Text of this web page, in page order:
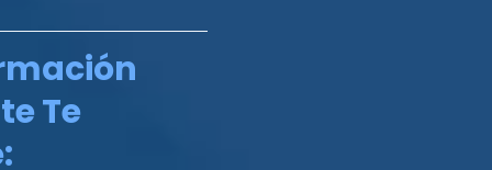
Te